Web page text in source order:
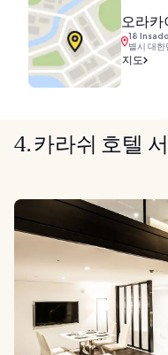
오라카
18
별시 대한
지도
4. 카라쉬 호텔